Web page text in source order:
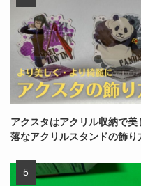
アクスタはアクリル収納で
落なアクリルスタンドの飾り